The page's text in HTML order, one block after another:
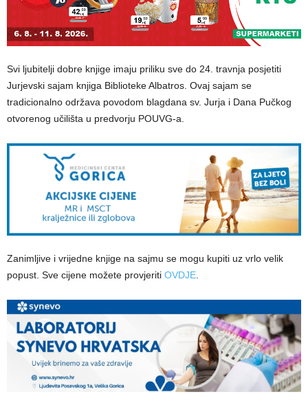
Svi ljubitelji dobre knjige imaju priliku sve do 24. travnja posjetiti
Jurjevski sajam knjiga Biblioteke Albatros. Ovaj sajam se
tradicionalno održava povodom blagdana sv. Jurja i Dana Pučkog
otvorenog učilišta u predvorju POUVG-a.
Zanimljive i vrijedne knjige na sajmu se mogu kupiti uz vrlo velik
popust. Sve cijene možete provjeriti OVDJE